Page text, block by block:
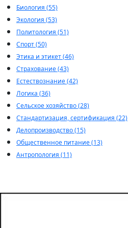
Биология (55)
Экология (53)
Политология (51)
Спорт (50)
Этика и этикет (46)
Страхование (43)
Естествознание (42)
Логика (36)
Сельское хозяйство (28)
Стандартизация, сертификация (22)
Делопроизводство (15)
Общественное питание (13)
Антропология (11)